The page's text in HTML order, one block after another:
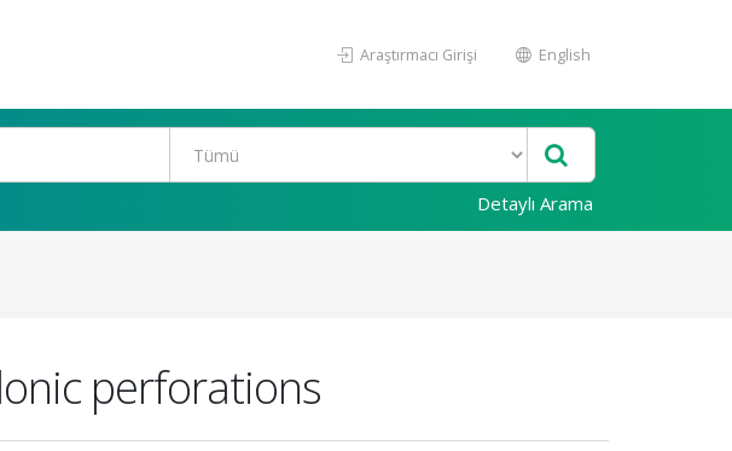
Araştırmacı Girişi English
Detaylı Arama
perforations